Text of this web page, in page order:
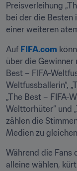
Preisverleihung
bei der die Besten
einer weiteren
Auf FIFA.com
über die Gewinner
Best – FIFA-
Weltfussballerin“,
„The Best – FIFA-
Welttorhüter“ und
zählen die
Medien zu
Während die Fans
alleine wählen,